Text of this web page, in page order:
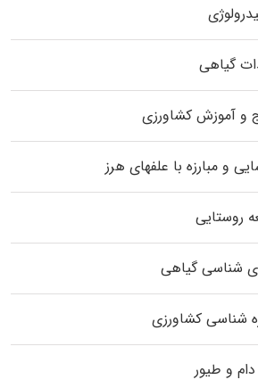
گیاهی
و آموزش کشاورزی
و مبارزه با علفهای هرز
روستایی
شناسی گیاهی
شناسی کشاورزی
و طیور